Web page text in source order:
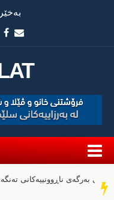
سەر
دێڕ
لەگەڵ